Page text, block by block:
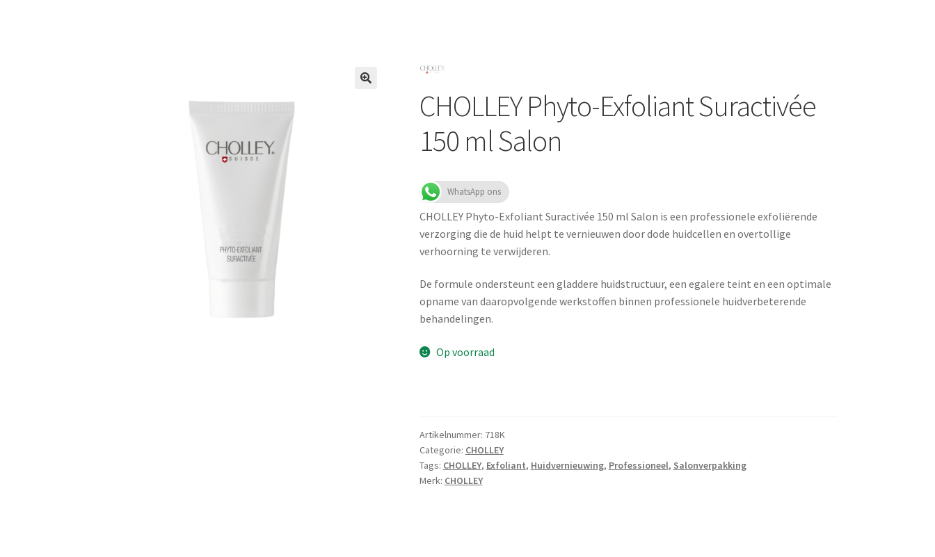
CHOLLEY Phyto-Exfoliant Suractivée
150 ml Salon
WhatsApp ons
CHOLLEY Phyto-Exfoliant Suractivée 150 ml Salon is een professionele exfoliërende
verzorging die de huid helpt te vernieuwen door dode huidcellen en overtollige
verhoorning te verwijderen.
De formule ondersteunt een gladdere huidstructuur, een egalere teint en een optimale
opname van daaropvolgende werkstoffen binnen professionele huidverbeterende
behandelingen.
Op voorraad
Artikelnummer: 718K
Categorie: CHOLLEY
Tags: CHOLLEY, Exfoliant, Huidvernieuwing, Professioneel, Salonverpakking
Merk: CHOLLEY